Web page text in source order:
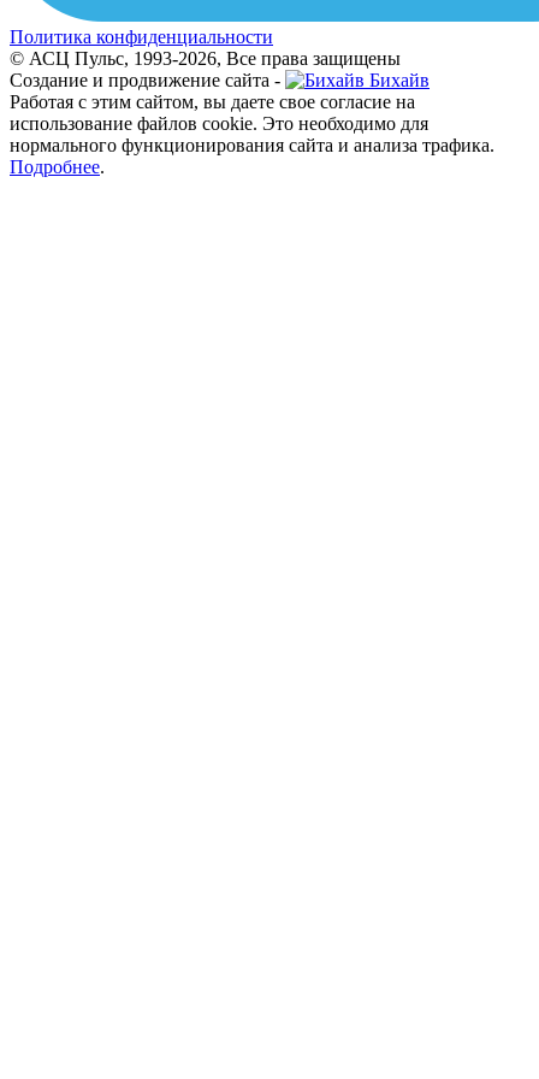
Политика конфиденциальности
© АСЦ Пульс, 1993-2026, Все права защищены
Создание и продвижение сайта -
Бихайв
Работая с этим сайтом, вы даете свое согласие на
использование файлов cookie. Это необходимо для
нормального функционирования сайта и анализа трафика.
Подробнее.